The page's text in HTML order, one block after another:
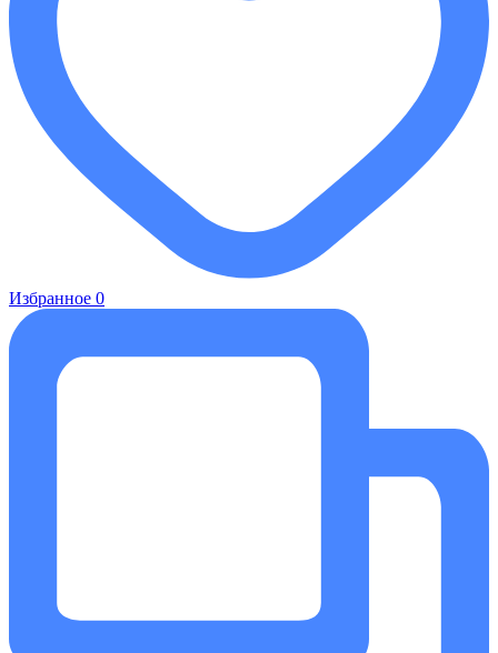
Избранное 0